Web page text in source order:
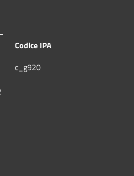
Codice IPA
c_g920